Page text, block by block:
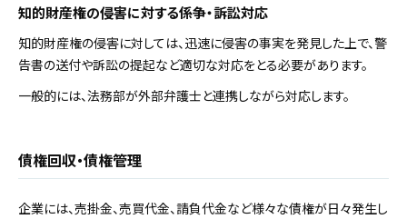
知的財産権の侵害に対する係争・訴訟対応
知的財産権の侵害に対しては、迅速に侵害の事実を発見した上で、警
告書の送付や訴訟の提起など適切な対応をとる必要があります。
一般的には、法務部が外部弁護士と連携しながら対応します。
債権回収・債権管理
企業には、売掛金、売買代金、請負代金など様々な債権が日々発生し